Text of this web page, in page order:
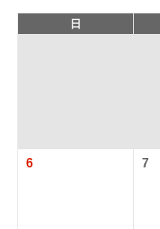
日
6 7